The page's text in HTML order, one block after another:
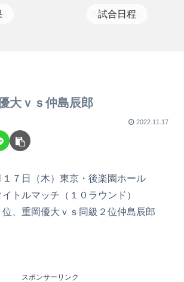
試合日程
大ｖｓ仲島辰郎
2022.11.17
１７日（木）東京・後楽園ホール
トルマッチ（１０ラウンド）
位、重岡優大ｖｓ同級２位仲島辰郎
スポンサーリンク